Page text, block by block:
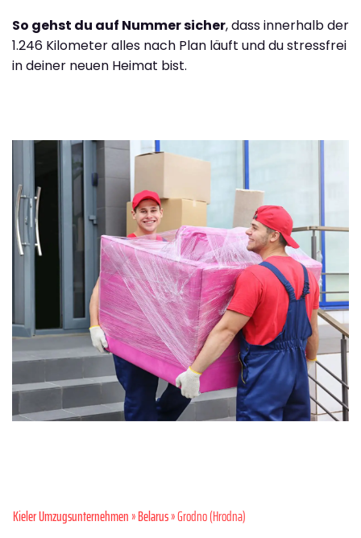
So gehst du auf Nummer sicher, dass innerhalb der
1.246 Kilometer alles nach Plan läuft und du stressfrei
in deiner neuen Heimat bist.
Kieler Umzugsunternehmen»Belarus» Grodno (Hrodna)